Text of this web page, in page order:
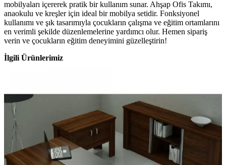
mobilyaları içererek pratik bir kullanım sunar. Ahşap Ofis Takımı,
anaokulu ve kreşler için ideal bir mobilya setidir. Fonksiyonel
kullanımı ve şık tasarımıyla çocukların çalışma ve eğitim ortamlarını
en verimli şekilde düzenlemelerine yardımcı olur. Hemen sipariş
verin ve çocukların eğitim deneyimini güzelleştirin!
İlgili Ürünlerimiz